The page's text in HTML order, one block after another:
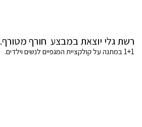
רשת גלי יוצאת במבצע חורף מטורף.
1+1 במתנה על קולקציית המגפיים לנשים וילדים.